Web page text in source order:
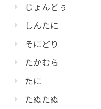
じょんどぅ
しんたに
そにどり
たかむら
たに
たぬたぬ